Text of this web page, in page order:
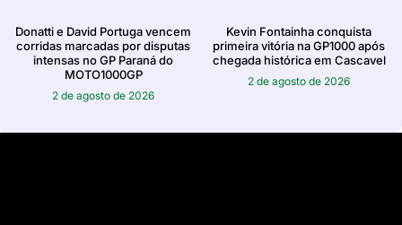
Donatti e David Portuga vencem
corridas marcadas por disputas
intensas no GP Paraná do
MOTO1000GP
2 de agosto de 2026
Kevin Fontainha conquista
primeira vitória na GP1000 após
chegada histórica em Cascavel
2 de agosto de 2026